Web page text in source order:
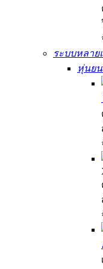
ระบบหลาย
หุ่นย